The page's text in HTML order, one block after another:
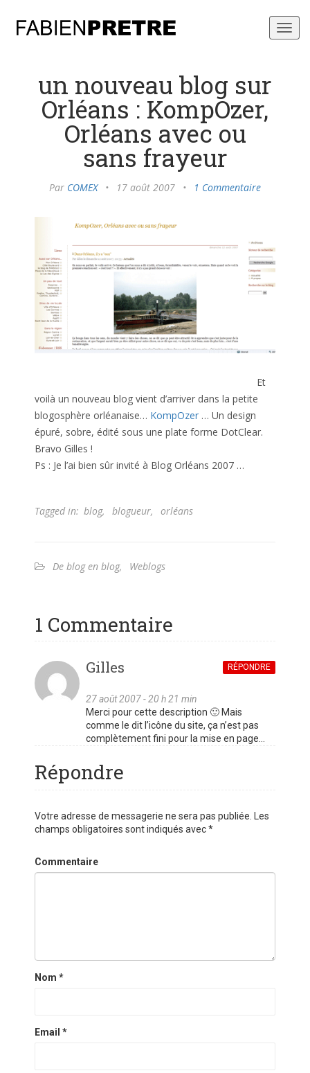
un nouveau blog sur
Orléans : KompOzer,
Orléans avec ou
sans frayeur
Par COMEX • 17 août 2007 • 1 Commentaire
Et
voilà un nouveau blog vient d’arriver dans la petite
blogosphère orléanaise… KompOzer … Un design
épuré, sobre, édité sous une plate forme DotClear.
Bravo Gilles !
Ps : Je l’ai bien sûr invité à Blog Orléans 2007 …
Tagged in: blog, blogueur, orléans
De blog en blog, Weblogs
1 Commentaire
Gilles
27 août 2007 - 20 h 21 min
RÉPONDRE
Merci pour cette description 🙂 Mais
comme le dit l’icône du site, ça n’est pas
complètement fini pour la mise en page…
Répondre
Votre adresse de messagerie ne sera pas publiée. Les
champs obligatoires sont indiqués avec*
Commentaire
Nom *
Email *